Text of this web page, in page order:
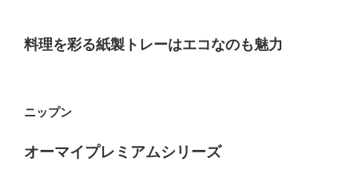
料理を彩る紙製トレーはエコなのも魅力
ニップン
オーマイプレミアムシリーズ